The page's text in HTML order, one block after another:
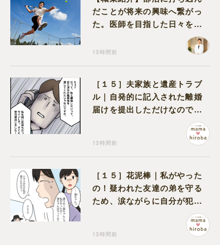
だことが将来の興味へ繋がっ
た。医師を目指した日々を振
13時間前
［１５］夫家族と遺産トラブ
ル｜自発的に記入された離婚
届けを提出しただけなので、
13時間前
［１５］花泥棒｜私がやった
の！疑われた友達の弟を守る
ため、涙ながらに自分が犯人
13時間前